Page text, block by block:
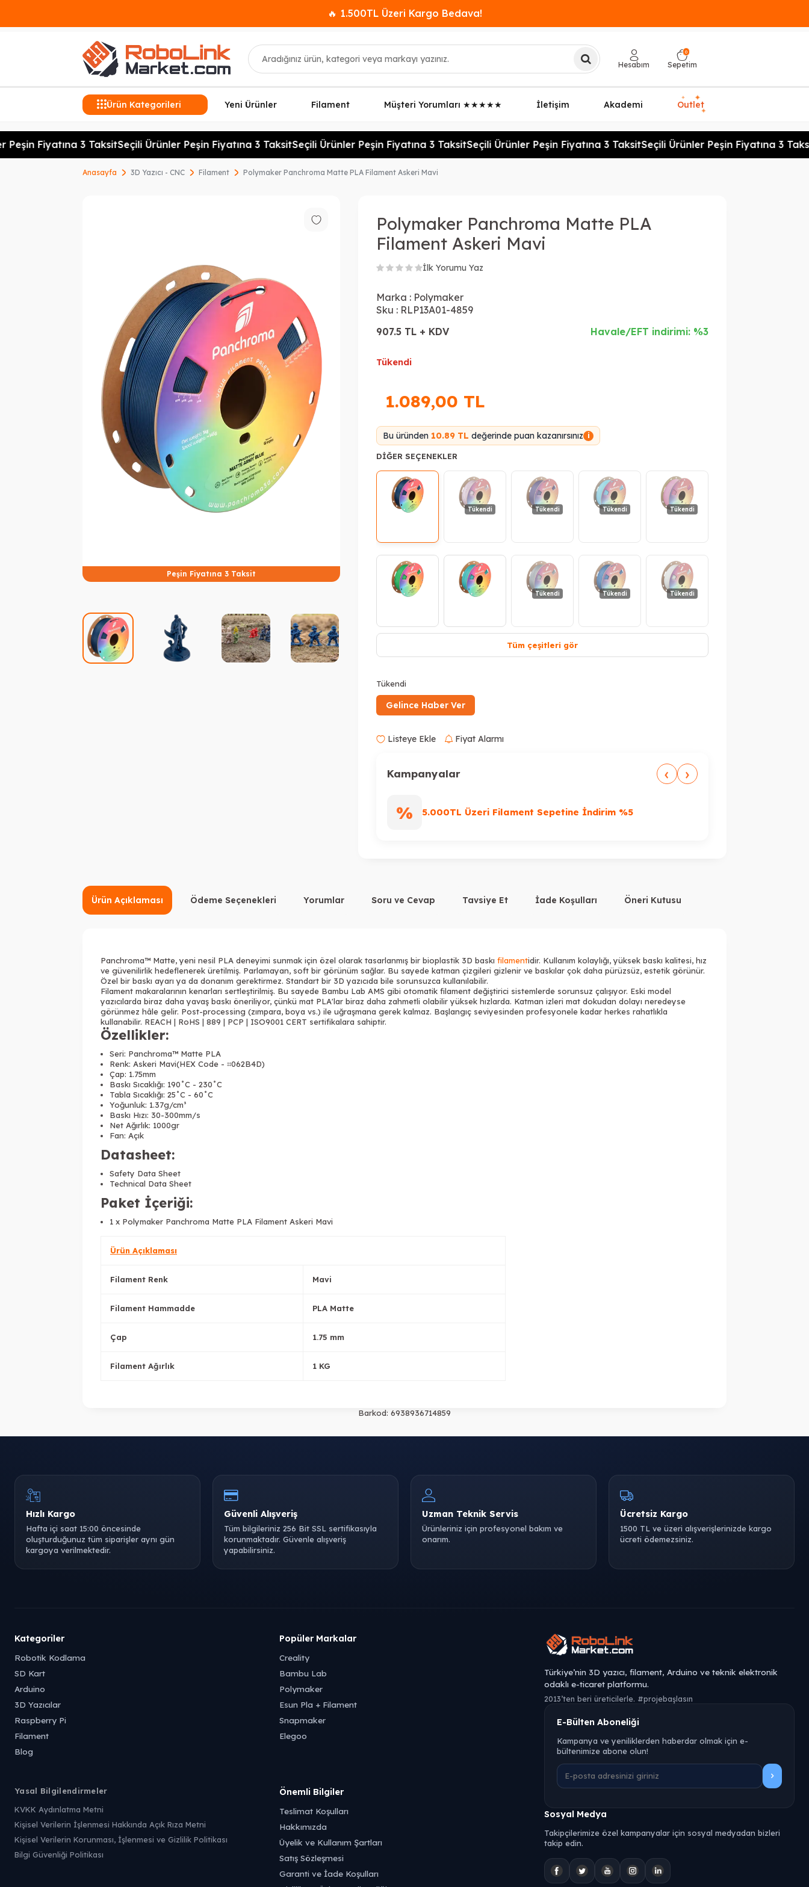
🔥 1.500TL Üzeri Kargo Bedava!
Ara
Hesabım
0
Sepetim
Ürün Kategorileri Yeni Ürünler Filament Müşteri Yorumları ★★★★★ İletişim Akademi Outlet
✦ ✦
✦
Fiyatına 3 TaksitSeçili Ürünler Peşin Fiyatına 3 TaksitSeçili Ürünler Peşin Fiyatına 3 TaksitSeçili Ürünler Peşin Fiyatına 3 TaksitSeçili Ürünler Peşin Fiyatına 3 Taksit
Anasayfa 3D Yazıcı - CNC Filament Polymaker Panchroma Matte PLA Filament Askeri Mavi
Peşin Fiyatına 3 Taksit Peşin Fiyatına 3 Taksit Peşin Fiyatına 3 Taksit
Polymaker Panchroma Matte PLA
Filament Askeri Mavi
İlk Yorumu Yaz
Marka : Polymaker
Sku : RLP13A01-4859
907.5 TL + KDV
Havale/EFT indirimi: %3
Tükendi
1.089,00 TL
Bu üründen 10.89 TL değerinde puan kazanırsınız i
DIĞER SEÇENEKLER
Tükendi Tükendi Tükendi Tükendi
Tükendi Tükendi Tükendi
Tüm çeşitleri gör
Tükendi
Gelince Haber Ver
Listeye Ekle Fiyat Alarmı
Kampanyalar ‹ ›
% 5.000TL Üzeri Filament Sepetine İndirim %5
Ürün Açıklaması Ödeme Seçenekleri Yorumlar Soru ve Cevap Tavsiye Et İade Koşulları Öneri Kutusu
Panchroma™ Matte, yeni nesil PLA deneyimi sunmak için özel olarak tasarlanmış bir bioplastik 3D baskı filamentidir. Kullanım kolaylığı, yüksek baskı kalitesi, hız
ve güvenilirlik hedeflenerek üretilmiş. Parlamayan, soft bir görünüm sağlar. Bu sayede katman çizgileri gizlenir ve baskılar çok daha pürüzsüz, estetik görünür.
Özel bir baskı ayarı ya da donanım gerektirmez. Standart bir 3D yazıcıda bile sorunsuzca kullanılabilir.
Filament makaralarının kenarları sertleştirilmiş. Bu sayede Bambu Lab AMS gibi otomatik filament değiştirici sistemlerde sorunsuz çalışıyor. Eski model
yazıcılarda biraz daha yavaş baskı öneriliyor, çünkü mat PLA'lar biraz daha zahmetli olabilir yüksek hızlarda. Katman izleri mat dokudan dolayı neredeyse
görünmez hâle gelir. Post-processing (zımpara, boya vs.) ile uğraşmana gerek kalmaz. Başlangıç seviyesinden profesyonele kadar herkes rahatlıkla
kullanabilir. REACH | RoHS | 889 | PCP | ISO9001 CERT sertifikalara sahiptir.
Özellikler:
Seri: Panchroma™ Matte PLA
Renk: Askeri Mavi(HEX Code - ⌗062B4D)
Çap: 1.75mm
Baskı Sıcaklığı: 190˚C - 230˚C
Tabla Sıcaklığı: 25˚C - 60˚C
Yoğunluk: 1.37g/cm³
Baskı Hızı: 30-300mm/s
Net Ağırlık: 1000gr
Fan: Açık
Datasheet:
Safety Data Sheet
Technical Data Sheet
Paket İçeriği:
1 x Polymaker Panchroma Matte PLA Filament Askeri Mavi
Ürün Açıklaması
Filament Renk Mavi
Filament Hammadde PLA Matte
Çap 1.75 mm
Filament Ağırlık 1 KG
Barkod: 6938936714859
Hızlı Kargo
Hafta içi saat 15:00 öncesinde
oluşturduğunuz tüm siparişler aynı gün
kargoya verilmektedir.
Güvenli Alışveriş
Tüm bilgileriniz 256 Bit SSL sertifikasıyla
korunmaktadır. Güvenle alışveriş
yapabilirsiniz.
Uzman Teknik Servis
Ürünleriniz için profesyonel bakım ve
onarım.
Ücretsiz Kargo
1500 TL ve üzeri alışverişlerinizde kargo
ücreti ödemezsiniz.
Kategoriler
Robotik Kodlama
SD Kart
Arduino
3D Yazıcılar
Raspberry Pi
Filament
Blog
Popüler Markalar
Creality
Bambu Lab
Polymaker
Esun Pla + Filament
Snapmaker
Elegoo
Yasal Bilgilendirmeler
KVKK Aydınlatma Metni
Kişisel Verilerin İşlenmesi Hakkında Açık Rıza Metni
Kişisel Verilerin Korunması, İşlenmesi ve Gizlilik Politikası
Bilgi Güvenliği Politikası
Önemli Bilgiler
Teslimat Koşulları
Hakkımızda
Üyelik ve Kullanım Şartları
Satış Sözleşmesi
Garanti ve İade Koşulları
Türkiye’nin 3D yazıcı, filament, Arduino ve teknik elektronik
odaklı e-ticaret platformu.
2013’ten beri üreticilerle. #projebaşlasın
E-Bülten Aboneliği
Kampanya ve yeniliklerden haberdar olmak için e-
bültenimize abone olun!
Sosyal Medya
Takipçilerimize özel kampanyalar için sosyal medyadan bizleri
takip edin.